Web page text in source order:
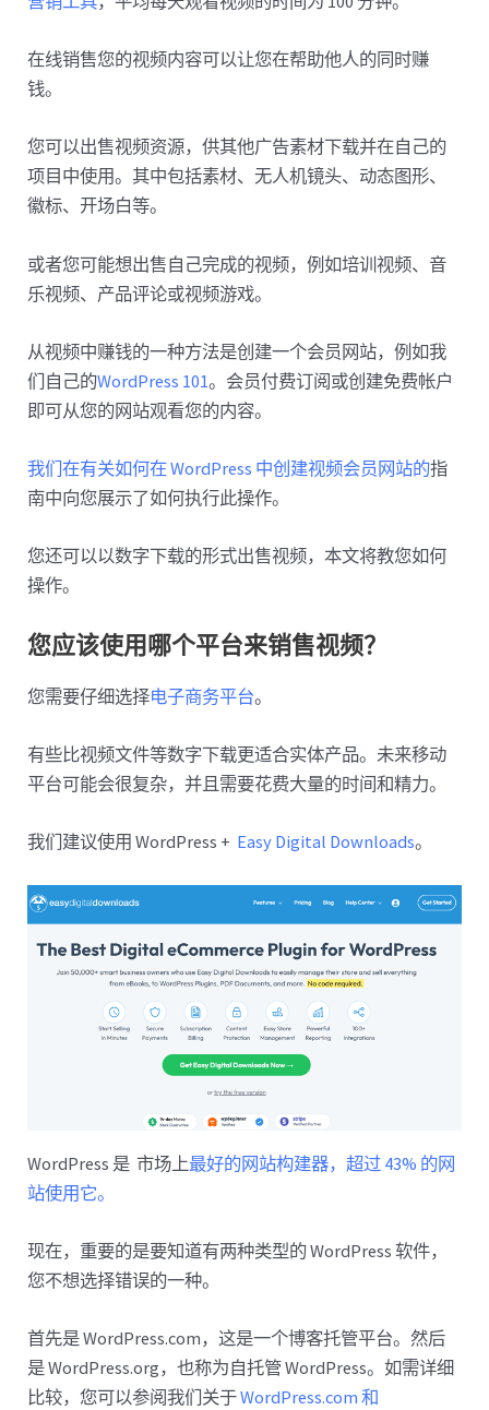
在线销售您的视频内容可以让您在帮助他人的同时赚
钱。
您可以出售视频资源，供其他广告素材下载并在自己的
项目中使用。其中包括素材、无人机镜头、动态图形、
徽标、开场白等。
或者您可能想出售自己完成的视频，例如培训视频、音
乐视频、产品评论或视频游戏。
从视频中赚钱的一种方法是创建一个会员网站，例如我
们自己的WordPress 101。会员付费订阅或创建免费帐户
即可从您的网站观看您的内容。
我们在有关如何在 WordPress 中创建视频会员网站的指
南中向您展示了如何执行此操作。
您还可以以数字下载的形式出售视频，本文将教您如何
操作。
您应该使用哪个平台来销售视频？
您需要仔细选择电子商务平台。
有些比视频文件等数字下载更适合实体产品。未来移动
平台可能会很复杂，并且需要花费大量的时间和精力。
我们建议使用 WordPress + Easy Digital Downloads。
WordPress 是 市场上最好的网站构建器，超过 43% 的网
站使用它。
现在，重要的是要知道有两种类型的 WordPress 软件，
您不想选择错误的一种。
首先是 WordPress.com，这是一个博客托管平台。然后
是 WordPress.org，也称为自托管 WordPress。如需详细
比较，您可以参阅我们关于WordPress.com 和